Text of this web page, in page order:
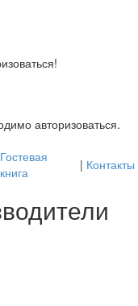
авторизоваться.
Гостевая
книга
| Контакты